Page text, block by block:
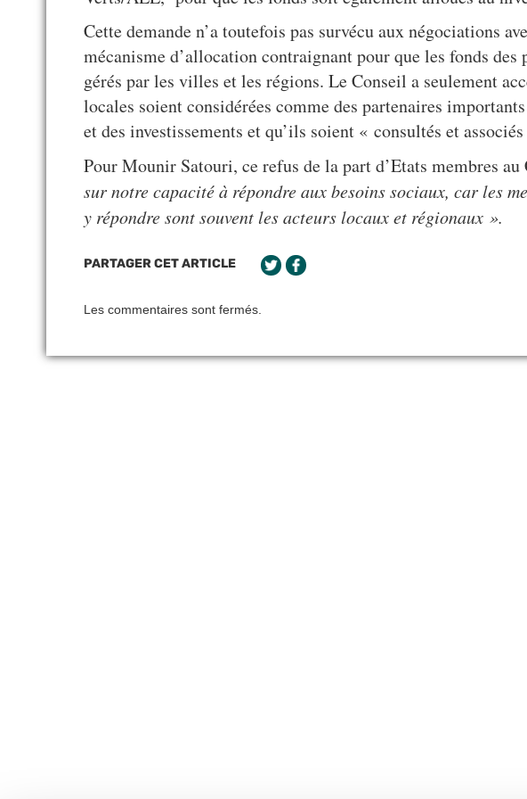
Cette demande n’a toutefois pas survécu aux négociations
mécanisme d’allocation contraignant pour que les fonds
gérés par les villes et les régions. Le Conseil a seulement
locales soient considérées comme des partenaires
et des investissements et qu’ils soient « consultés et
Pour Mounir Satouri, ce refus de la part d’Etats membres au
sur notre capacité à répondre aux besoins sociaux, car les
y répondre sont souvent les acteurs locaux et régionaux ».
PARTAGER CET ARTICLE
Les commentaires sont fermés.